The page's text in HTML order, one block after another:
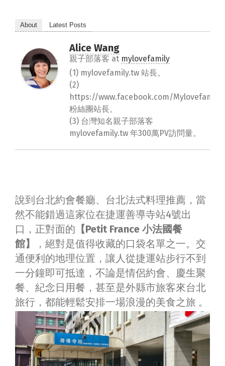
About Latest Posts
Alice Wang
親子部落客 at mylovefamily
(1) mylovefamily.tw 站長。
(2)
https://www.facebook.com/
粉絲團站長。
(3) 台灣知名親子部落客
mylovefamily.tw 年300萬PV訪問量。
說到台北約會餐廳、台北法式料理推薦，當
然不能錯過這家位在捷運善導寺站4號出
口，正對面的 【Petit France 小法國餐
館】
，絕對是值得收藏的口袋名單之一。交
通便利的地理位置，讓人從捷運站步行不到
一分鐘即可抵達，不論是情侶約會、慶生聚
餐、紀念日用餐，甚至是外縣市旅客來台北
旅行，都能輕鬆安排一場浪漫的美食之旅 。